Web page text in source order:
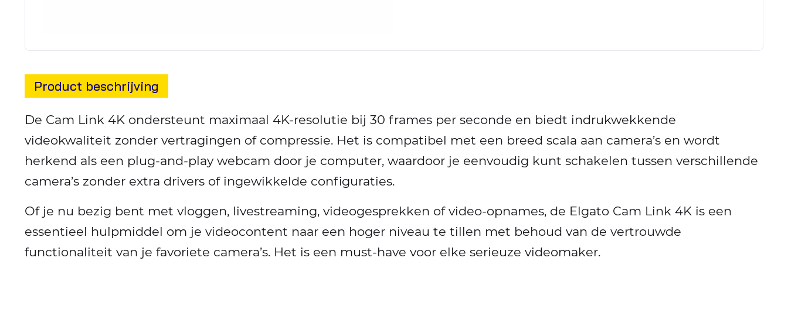
Product beschrijving
De Cam Link 4K ondersteunt maximaal 4K-resolutie bij 30 frames per seconde en biedt indrukwekkende
videokwaliteit zonder vertragingen of compressie. Het is compatibel met een breed scala aan camera’s en wordt
herkend als een plug-and-play webcam door je computer, waardoor je eenvoudig kunt schakelen tussen verschillende
camera’s zonder extra drivers of ingewikkelde configuraties.
Of je nu bezig bent met vloggen, livestreaming, videogesprekken of video-opnames, de Elgato Cam Link 4K is een
essentieel hulpmiddel om je videocontent naar een hoger niveau te tillen met behoud van de vertrouwde
functionaliteit van je favoriete camera’s. Het is een must-have voor elke serieuze videomaker.